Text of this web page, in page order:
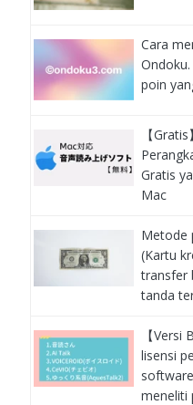
Cara
poin
【
Gratis
Mac
Metode
(Kartu
transfer
tanda
【Versi
lisensi
meneliti